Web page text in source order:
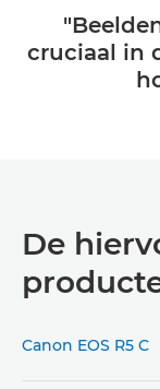
cruciaal in
De
Canon EOS R5 C